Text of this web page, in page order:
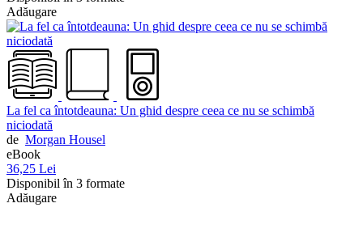
Adăugare
La fel ca întotdeauna: Un ghid despre ceea ce nu se schimbă
niciodată
de Morgan Housel
eBook
36,25 Lei
Disponibil în 3 formate
Adăugare